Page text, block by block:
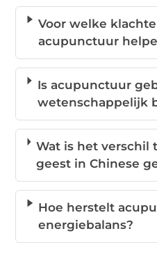
Voor welke
acupunctuur
Is acupunctuur
wetenschappelijk
Wat is het verschil
geest in Chinese
Hoe herstelt
energiebalans?